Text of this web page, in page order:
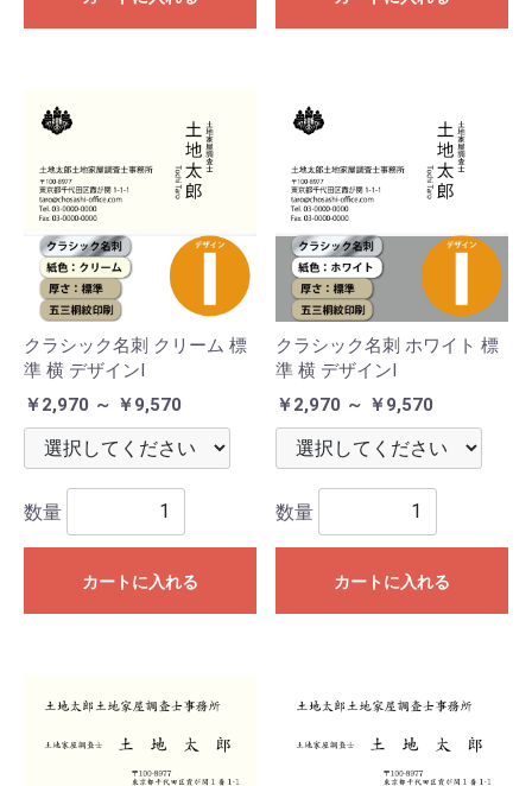
クラシック名刺 クリーム 標
準 横 デザインI
￥2,970 ～ ￥9,570
数量
カートに入れる
クラシック名刺 ホワイト 標
準 横 デザインI
￥2,970 ～ ￥9,570
数量
カートに入れる